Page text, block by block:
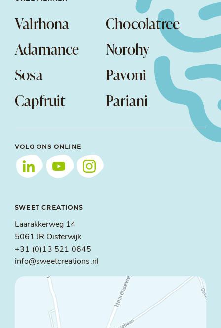
Valrhona
Chocolatree
Adamance
Norohy
Sosa
Pavoni
Capfruit
Pariani
VOLG ONS ONLINE
SWEET CREATIONS
Laarakkerweg 14
5061 JR Oisterwijk
+31 (0)13 521 0645
info@sweetcreations.nl